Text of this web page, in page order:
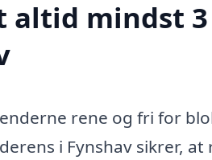
altid mindst
rene og fri for
i Fynshav sikrer,